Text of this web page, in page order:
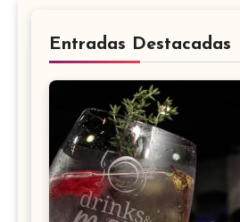
Entradas Destacadas